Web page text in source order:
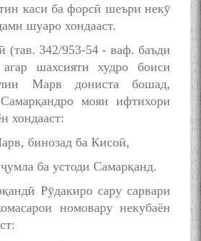
каси ба форсӣ шеъри некӯ
шуаро хондааст.
(тав. 342/953-54 - ваф. баъди
агар шахсияти худро боиси
Марв дониста бошад,
мояи ифтихори
хондааст:
бинозад ба Кисоӣ,
ба устоди Самарқанд.
Рӯдакиро сару сарвари
номовару некубаён